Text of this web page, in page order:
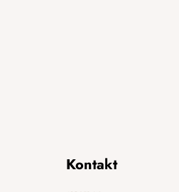
Kontakt